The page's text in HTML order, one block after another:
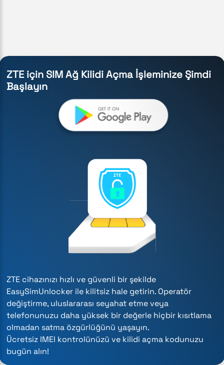
ZTE için SIM Ağ Kilidi Açma İşleminize Şimdi
Başlayın
ZTE cihazınızı hızlı ve güvenli bir şekilde
EasySimUnlocker ile kilitsiz hale getirin. Operatör
değiştirme, uluslararası seyahat etme veya
telefonunuzu daha yüksek bir değerle hiçbir kısıtlama
olmadan satma özgürlüğünü yaşayın.
Ücretsiz IMEI kontrolünüzü ve kilidi açma kodunuzu
bugün alın!